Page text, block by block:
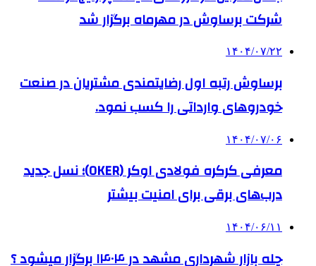
شرکت برساوش در مهرماه برگزار شد
۱۴۰۴/۰۷/۲۲
برساوش رتبه اول رضایتمندی مشتریان در صنعت
خودروهای وارداتی را کسب نمود.
۱۴۰۴/۰۷/۰۶
معرفی کرکره فولادی اوکر (OKER)؛ نسل جدید
درب‌های برقی برای امنیت بیشتر
۱۴۰۴/۰۶/۱۱
چله بازار شهرداری مشهد در ۱۴۰۴ برگزار میشود ؟